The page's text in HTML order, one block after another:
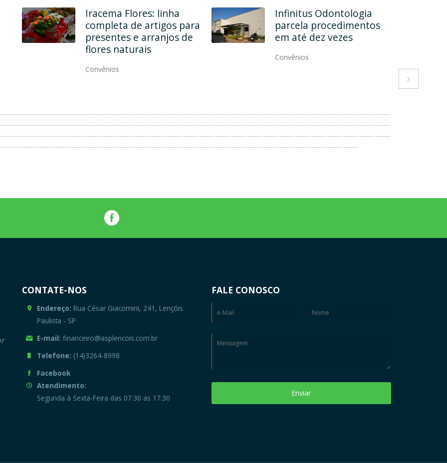
Em dois endereços, Ana
Maria Modas une
qualidade, elegância e
modernidade
Convênios
Rehab Odontologia
Especializada formaliza
convênio
Convênios

CONTATE-NOS
Endereço: Rua César Giacomini, 241, Lençóis
Paulista - SP
E-mail: financeiro@asplencois.com.br
Telefone: (14)3264-8998
Facebook
Atendimento:
Segunda à Sexta-Feira das 07:30 as 17:30
FALE CONOSCO
Enviar